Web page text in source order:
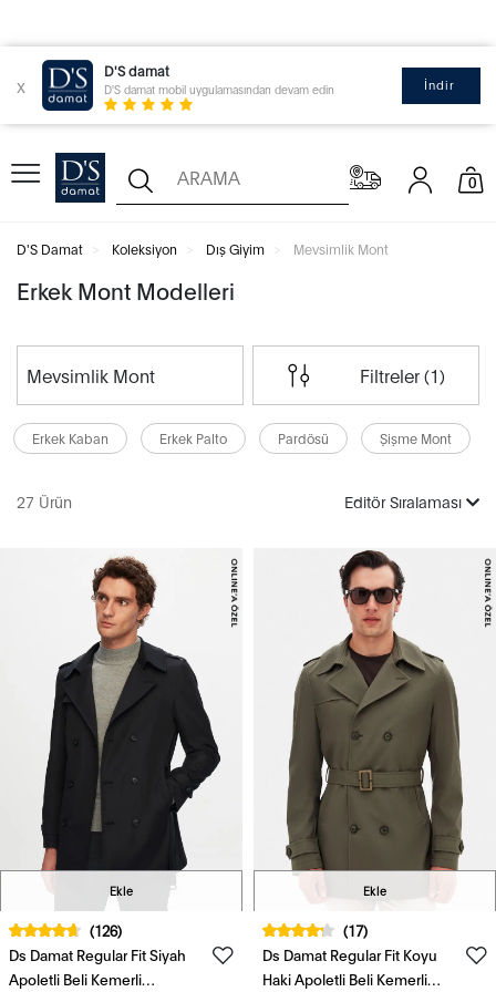
x
D'S damat
D'S damat mobil uygulamasından devam edin İndir
0
D'S Damat Koleksiyon Dış Giyim Mevsimlik Mont
Erkek Mont Modelleri
Mevsimlik Mont Filtreler (1)
Erkek Kaban Erkek Palto Pardösü Şişme Mont
27 Ürün Editör Sıralaması
Ekle
(126)
Ds Damat Regular Fit Siyah
Apoletli Beli Kemerli
Ekle
(17)
Ds Damat Regular Fit Koyu
Haki Apoletli Beli Kemerli